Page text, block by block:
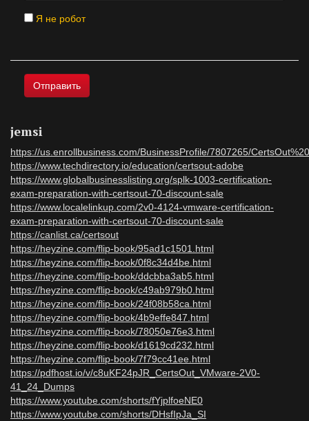
Я не робот
jemsi
https://us.enrollbusiness.com/BusinessProfile/7807265/
https://www.techdirectory.io/education/certsout-adobe
https://www.globalbusinesslisting.org/splk-1003-certification-
exam-preparation-with-certsout-70-discount-sale
https://www.localelinkup.com/2v0-4124-vmware-certification-
exam-preparation-with-certsout-70-discount-sale
https://canlist.ca/certsout
https://heyzine.com/flip-book/95ad1c1501.html
https://heyzine.com/flip-book/0f8c34d4be.html
https://heyzine.com/flip-book/ddcbba3ab5.html
https://heyzine.com/flip-book/c49ab979b0.html
https://heyzine.com/flip-book/24f08b58ca.html
https://heyzine.com/flip-book/4b9effe847.html
https://heyzine.com/flip-book/78050e76e3.html
https://heyzine.com/flip-book/d1619cd232.html
https://heyzine.com/flip-book/7f79cc41ee.html
https://pdfhost.io/v/c8uKF24pJR_CertsOut_VMware-2V0-
41_24_Dumps
https://www.youtube.com/shorts/fYjplfoeNE0
https://www.youtube.com/shorts/DHsfIpJa_SI